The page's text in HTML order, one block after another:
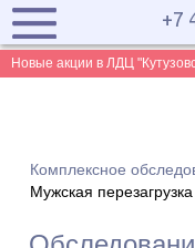
Новые акции в ЛДЦ
+7
Комплексное
Мужская